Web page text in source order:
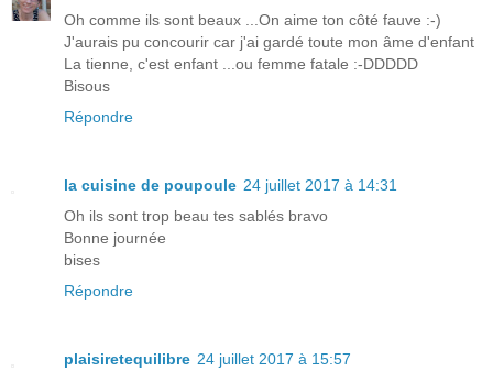
Oh comme ils sont beaux ...On aime ton côté fauve :-)
J'aurais pu concourir car j'ai gardé toute mon âme d'enfant
La tienne, c'est enfant ...ou femme fatale :-DDDDD
Bisous
Répondre
la cuisine de poupoule 24 juillet 2017 à 14:31
Oh ils sont trop beau tes sablés bravo
Bonne journée
bises
Répondre
plaisiretequilibre 24 juillet 2017 à 15:57